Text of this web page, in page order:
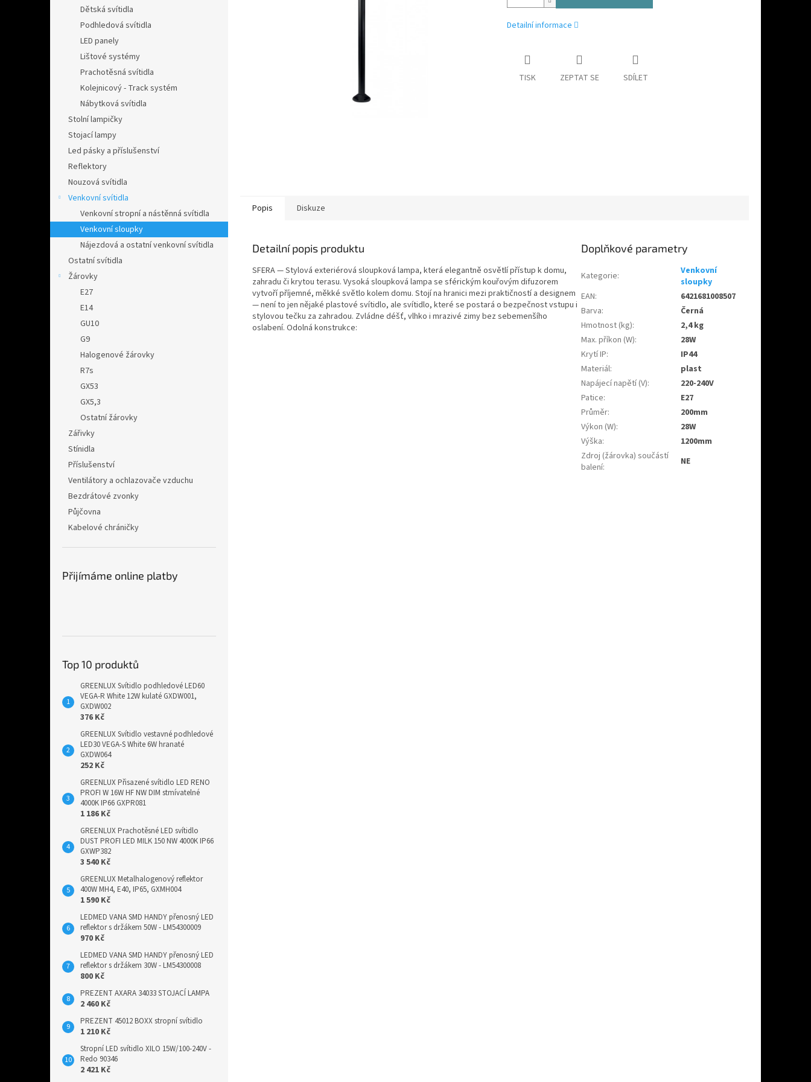
Dětská svítidla
Podhledová svítidla
LED panely
Lištové systémy
Prachotěsná svítidla
Kolejnicový - Track systém
Nábytková svítidla
Stolní lampičky
Stojací lampy
Led pásky a příslušenství
Reflektory
Nouzová svítidla
Venkovní svítidla
Venkovní stropní a nástěnná svítidla
Venkovní sloupky
Nájezdová a ostatní venkovní svítidla
Ostatní svítidla
Žárovky
E27
E14
GU10
G9
Halogenové žárovky
R7s
GX53
GX5,3
Ostatní žárovky
Zářivky
Stínidla
Příslušenství
Ventilátory a ochlazovače vzduchu
Bezdrátové zvonky
Půjčovna
Kabelové chráničky
Přijímáme online platby
Top 10 produktů
GREENLUX Svítidlo podhledové LED60
VEGA-R White 12W kulaté GXDW001,
GXDW002
376 Kč
GREENLUX Svítidlo vestavné podhledové
LED30 VEGA-S White 6W hranaté
GXDW064
252 Kč
GREENLUX Přisazené svítidlo LED RENO
PROFI W 16W HF NW DIM stmívatelné
4000K IP66 GXPR081
1 186 Kč
GREENLUX Prachotěsné LED svítidlo
DUST PROFI LED MILK 150 NW 4000K IP66
GXWP382
3 540 Kč
GREENLUX Metalhalogenový reflektor
400W MH4, E40, IP65, GXMH004
1 590 Kč
LEDMED VANA SMD HANDY přenosný LED
reflektor s držákem 50W - LM54300009
970 Kč
LEDMED VANA SMD HANDY přenosný LED
reflektor s držákem 30W - LM54300008
800 Kč
PREZENT AXARA 34033 STOJACÍ LAMPA
2 460 Kč
PREZENT 45012 BOXX stropní svítidlo
1 210 Kč
Stropní LED svítidlo XILO 15W/100-240V -
Redo 90346
2 421 Kč
Detailní informace
TISK ZEPTAT SE SDÍLET
Popis Diskuze
Detailní popis produktu
SFERA — Stylová exteriérová sloupková lampa, která elegantně osvětlí přístup k domu,
zahradu či krytou terasu. Vysoká sloupková lampa se sférickým kouřovým difuzorem
vytvoří příjemné, měkké světlo kolem domu. Stojí na hranici mezi praktičností a designem
— není to jen nějaké plastové svítidlo, ale svítidlo, které se postará o bezpečnost vstupu i
stylovou tečku za zahradou. Zvládne déšť, vlhko i mrazivé zimy bez sebemenšího
oslabení. Odolná konstrukce:
Doplňkové parametry
Kategorie:
Venkovní
sloupky
EAN:
6421681008507
Barva:
Černá
Hmotnost (kg):
2,4 kg
Max. příkon (W):
28W
Krytí IP:
IP44
Materiál:
plast
Napájecí napětí (V):
220-240V
Patice:
E27
Průměr:
200mm
Výkon (W):
28W
Výška:
1200mm
Zdroj (žárovka) součástí
balení: NE